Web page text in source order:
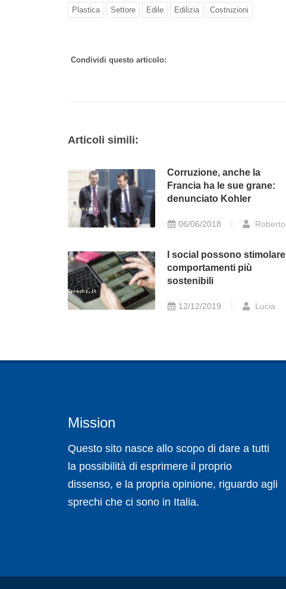
Plastica Settore Edile Edilizia Costruzioni
Condividi questo articolo:
Articoli simili:
Corruzione, anche la
Francia ha le sue grane:
denunciato Kohler
06/06/2018 Roberto
I social possono stimolare
comportamenti più
sostenibili
12/12/2019 Lucia
Mission
Questo sito nasce allo scopo di dare a tutti
la possibilità di esprimere il proprio
dissenso, e la propria opinione, riguardo agli
sprechi che ci sono in Italia.